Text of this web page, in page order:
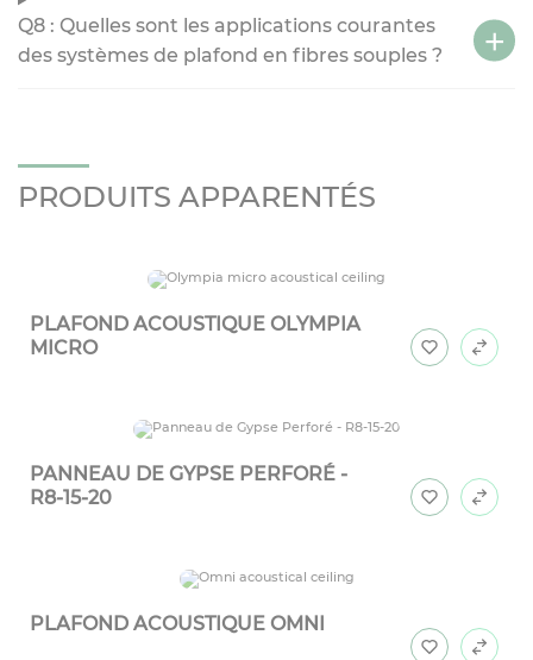
Q8 : Quelles sont les applications courantes
des systèmes de plafond en fibres souples ?
PRODUITS APPARENTÉS
PLAFOND ACOUSTIQUE OLYMPIA
MICRO
PANNEAU DE GYPSE PERFORÉ -
R8-15-20
PLAFOND ACOUSTIQUE OMNI